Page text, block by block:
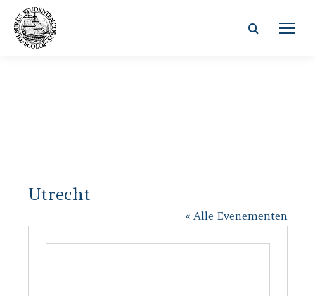
Zoeken:
Utrecht
« Alle Evenementen